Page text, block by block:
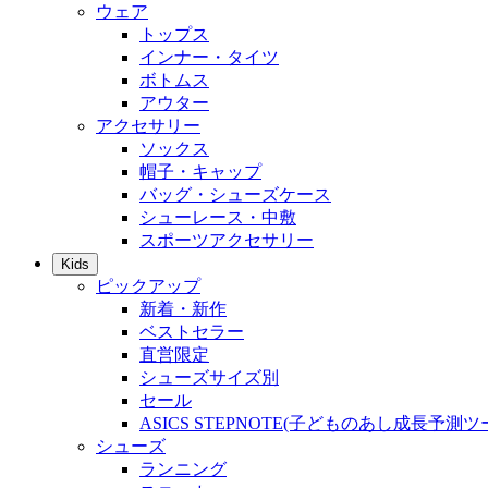
ウェア
トップス
インナー・タイツ
ボトムス
アウター
アクセサリー
ソックス
帽子・キャップ
バッグ・シューズケース
シューレース・中敷
スポーツアクセサリー
Kids
ピックアップ
新着・新作
ベストセラー
直営限定
シューズサイズ別
セール
ASICS STEPNOTE(子どものあし成長予測ツ
シューズ
ランニング